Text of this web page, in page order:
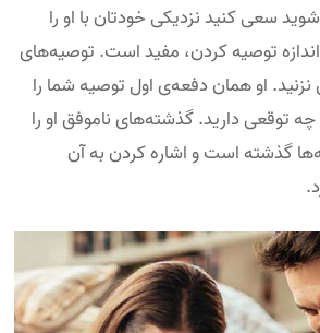
سعی کنید نزدیکی خودتان با او را
توصیه کردن، مفید است. توصیه‌های
نزنید. او همان دفعه‌ی اول توصیه شما را
توقعی دارید. گذشته‌های ناموفق او را
گذشته است و اشاره کردن به آن